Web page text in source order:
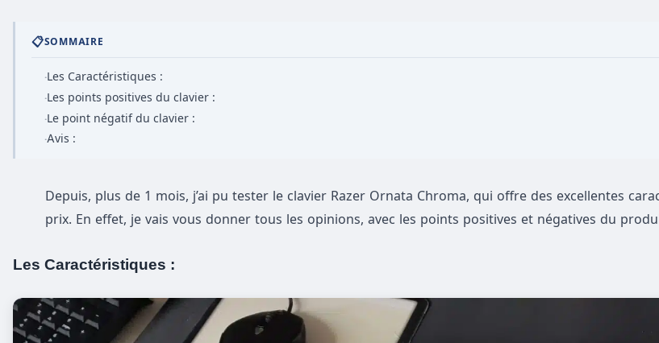
📋SOMMAIRE
·Les Caractéristiques :
·Les points positives du clavier :
·Le point négatif du clavier :
·Avis :
Depuis, plus de 1 mois, j’ai pu tester le clavier Razer Ornata Chroma, qui offre des excellentes
prix. En effet, je vais vous donner tous les opinions, avec les points positives et négatives du
Les Caractéristiques :